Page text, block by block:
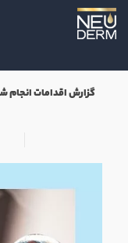
گزارش اقدامات انجام